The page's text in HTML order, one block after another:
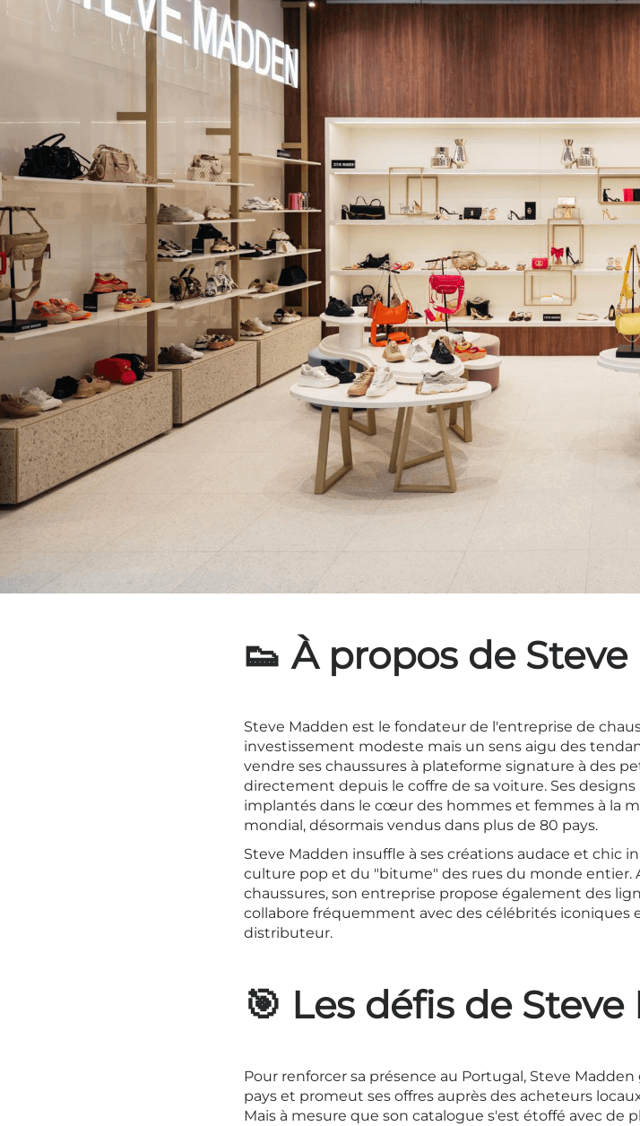
👟 À propos de
Steve Madden est le fondateur de l'entreprise de
investissement modeste mais un sens aigu des
vendre ses chaussures à plateforme signature à des
directement depuis le coffre de sa voiture. Ses
implantés dans le cœur des hommes et femmes à la
mondial, désormais vendus dans plus de 80 pays.
Steve Madden insuffle à ses créations audace et chic
culture pop et du "bitume" des rues du monde entier.
chaussures, son entreprise propose également des
collabore fréquemment avec des célébrités iconiques
distributeur.
🎯 Les défis de
Pour renforcer sa présence au Portugal, Steve
pays et promeut ses offres auprès des acheteurs
Mais à mesure que son catalogue s'est étoffé avec de